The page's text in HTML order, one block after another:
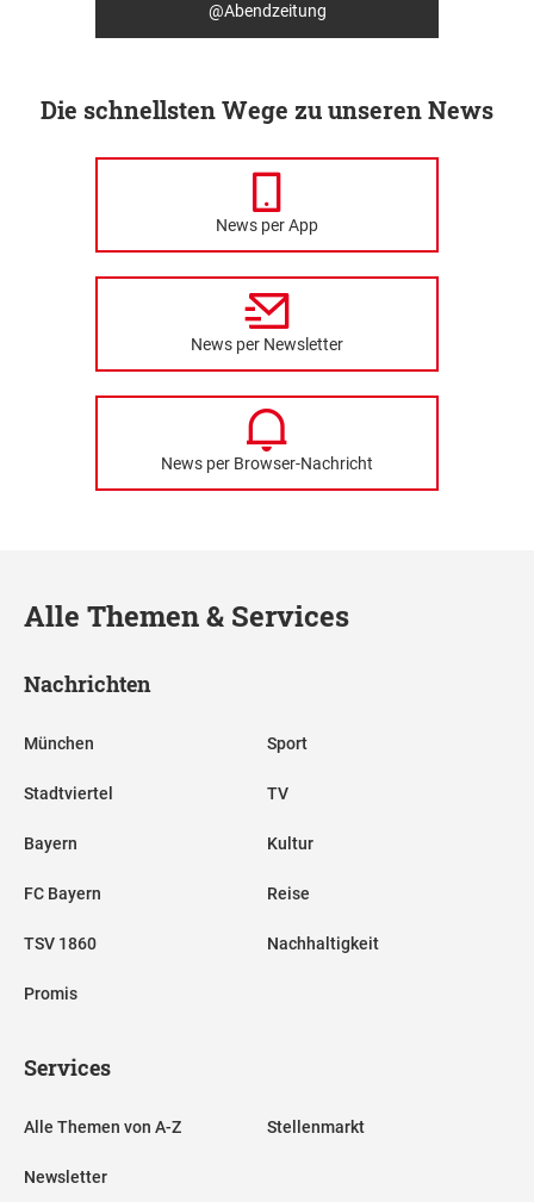
@Abendzeitung
Die schnellsten Wege zu unseren News
News per App
News per Newsletter
News per Browser-Nachricht
Alle Themen & Services
Nachrichten
München
Stadtviertel
Bayern
FC Bayern
TSV 1860
Promis
Sport
TV
Kultur
Reise
Nachhaltigkeit
Services
Alle Themen von A-Z
Newsletter
Stellenmarkt